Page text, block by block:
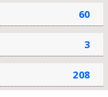
60
3
208